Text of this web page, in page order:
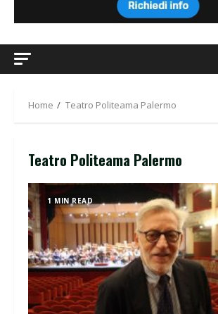
Home Teatro Politeama Palermo
Teatro Politeama Palermo
1 MIN READ